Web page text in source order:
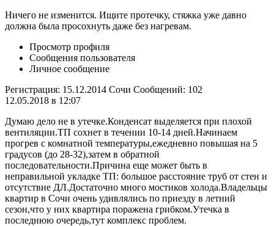
Ничего не изменится. Ищите протечку, стяжка уже давно
должна была просохнуть даже без нагревам.
Просмотр профиля
Сообщения пользователя
Личное сообщение
Регистрация: 15.12.2014 Сочи Сообщений: 102
12.05.2018 в 12:07
Думаю дело не в утечке.Конденсат выделяется при плохой
вентиляции.ТП сохнет в течении 10-14 дней.Начинаем
прогрев с комнатной температуры,ежедневно повышая на 5
градусов (до 28-32),затем в обратной
последовательности.Причина еще может быть в
неправильной укладке ТП: большое расстояние труб от стен и
отсутствие ДЛ.Достаточно много мостиков холода.Владельцы
квартир в Сочи очень удивлялись по приезду в летний
сезон,что у них квартира поражена грибком.Утечка в
последнюю очередь,тут комплекс проблем.